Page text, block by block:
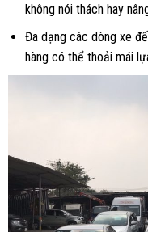
không nói thách hay
Đa dạng các dòng xe
hàng có thể thoải mái